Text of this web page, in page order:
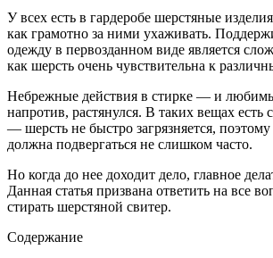
У всех есть в гардеробе шерстяные
как грамотно за ними ухаживать.
одежду в первозданном виде является
как шерсть очень чувствительна к
Небрежные действия в стирке — и
напротив, растянулся. В таких вещах
— шерсть не быстро загрязняется, поэтому
должна подвергаться не слишком часто.
Но когда до нее доходит дело, главное
Данная статья призвана ответить на все
стирать шерстяной свитер.
Содержание